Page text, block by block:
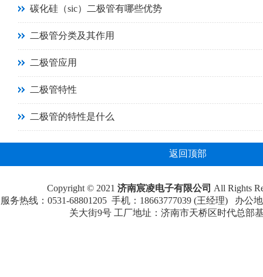
碳化硅（sic）二极管有哪些优势
二极管分类及其作用
二极管应用
二极管特性
二极管的特性是什么
返回顶部
Copyright © 2021 济南宸凌电子有限公司 All Rights
服务热线：0531-68801205 手机：18663777039 (王经理) 办公
关大街9号 工厂地址：济南市天桥区时代总部